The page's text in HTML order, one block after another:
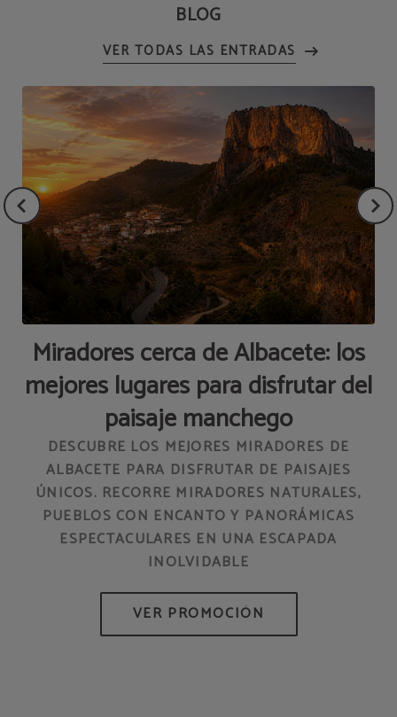
BLOG
VER TODAS LAS ENTRADAS
Miradores cerca de Albacete: los
mejores lugares para disfrutar del
paisaje manchego
DESCUBRE LOS MEJORES MIRADORES DE
ALBACETE PARA DISFRUTAR DE PAISAJES
ÚNICOS. RECORRE MIRADORES NATURALES,
PUEBLOS CON ENCANTO Y PANORÁMICAS
ESPECTACULARES EN UNA ESCAPADA
INOLVIDABLE